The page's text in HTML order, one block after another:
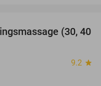
60%
(30, 40
9.2 star